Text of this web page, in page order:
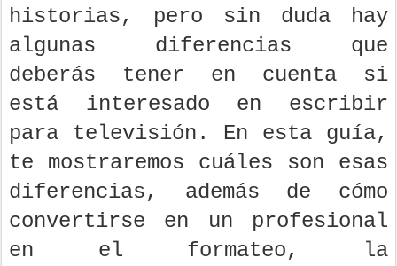
historias, pero sin duda hay
algunas diferencias que
deberás tener en cuenta si
está interesado en escribir
para televisión. En esta guía,
te mostraremos cuáles son esas
diferencias, además de cómo
convertirse en un profesional
en el formateo, la